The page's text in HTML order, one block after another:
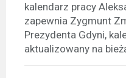
kalendarz pracy
zapewnia Zygmunt
Prezydenta Gdyni,
aktualizowany na